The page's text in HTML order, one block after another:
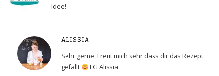
Idee!
ALISSIA
Sehr gerne. Freut mich sehr dass dir das Rezept
gefällt
LG Alissia